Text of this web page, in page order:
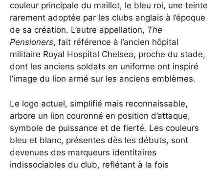
couleur principale du maillot, le bleu roi, une teinte
rarement adoptée par les clubs anglais à l’époque
de sa création. L’autre appellation, The
Pensioners, fait référence à l’ancien hôpital
militaire Royal Hospital Chelsea, proche du stade,
dont les anciens soldats en uniforme ont inspiré
l’image du lion armé sur les anciens emblèmes.
Le logo actuel, simplifié mais reconnaissable,
arbore un lion couronné en position d’attaque,
symbole de puissance et de fierté. Les couleurs
bleu et blanc, présentes dès les débuts, sont
devenues des marqueurs identitaires
indissociables du club, reflétant à la fois